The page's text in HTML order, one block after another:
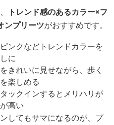
トレンド感のあるカラー×フ
ンプリーツがおすすめです。
ンクなどトレンドカラーを
に
きれいに見せながら、歩く
楽しめる
ックインするとメリハリが
高い
してもサマになるのが、プ